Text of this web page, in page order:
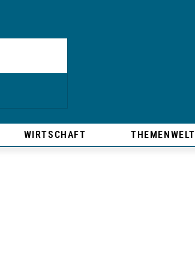
WIRTSCHAFT THEMENWELT